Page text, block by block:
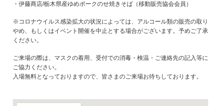
・伊藤商店/栃木県産ゆめポークのせ焼きそば（移動販売協会会員）
※コロナウイルス感染拡大の状況によっては、アルコール類の販売の取り
やめ、もしくはイベント開催を中止とする場合がございます。予めご了承
ください。
ご来場の際は、マスクの着用、受付での消毒・検温・ご連絡先の記入等に
ご協力ください。
入場無料となっておりますので、皆さまのご来場お待ちしております。